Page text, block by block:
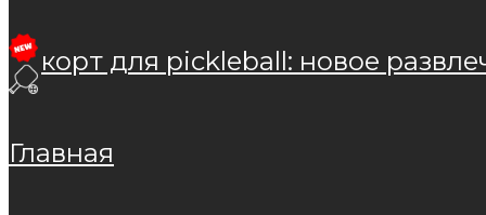
корт для pickleball: новое
главная